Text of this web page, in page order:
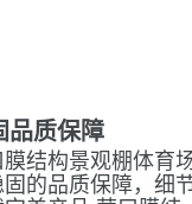
品质保障
膜结构景观棚体育
固的品质保障，细